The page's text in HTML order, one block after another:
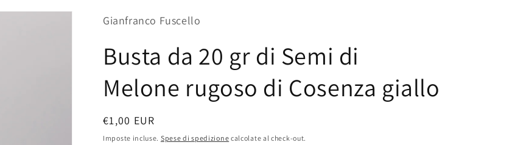
Gianfranco Fuscello
Busta da 20 gr di Semi di
Melone rugoso di Cosenza giallo
Prezzo
di
€1,00 EUR
Imposte incluse. Spese di spedizione calcolate al check-out.